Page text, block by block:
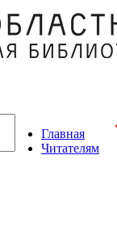
Главная
Читателям